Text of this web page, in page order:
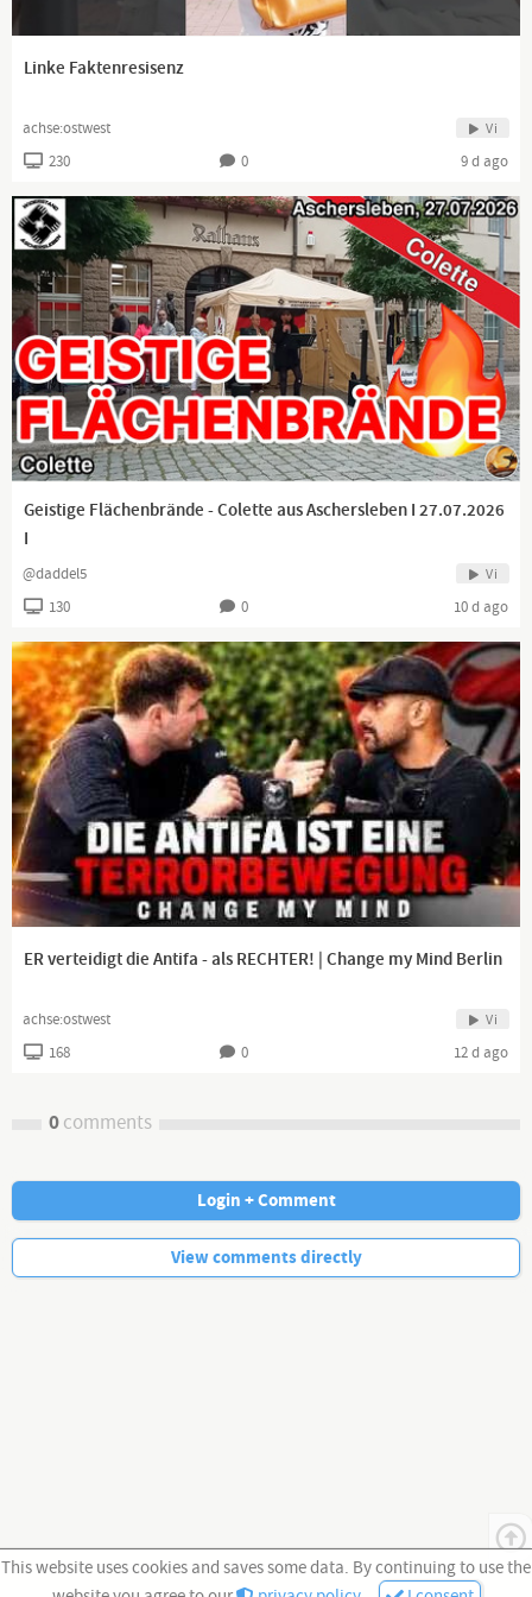
This website uses cookies and saves some data. By continuing to use the
Linke Faktenresisenz
achse:ostwest Vi
230 0 9 d ago
Geistige Flächenbrände - Colette aus Aschersleben I 27.07.2026
I
@daddel5 Vi
130 0 10 d ago
ER verteidigt die Antifa - als RECHTER! | Change my Mind Berlin
achse:ostwest Vi
168 0 12 d ago
0comments
No more comments.
Login + Comment
View comments directly